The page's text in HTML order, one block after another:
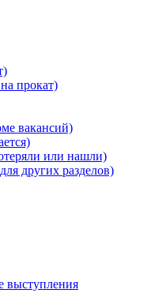
прокат)
вакансий)
или нашли)
других разделов)
выступления